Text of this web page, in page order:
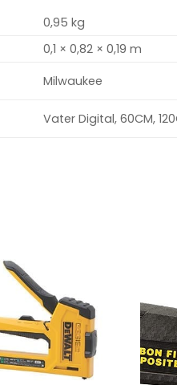
0,95 kg
0,1 × 0,82 × 0,19 m
Milwaukee
Vater Digital, 60CM,